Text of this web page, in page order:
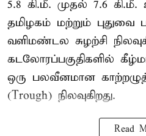
5.8 கி.மீ. முதல் 7.6
தமிழகம் மற்றும் புதுவை
வளிமண்டல சுழற்சி
கடலோரப்பகுதிகளில்
ஒரு பலவீனமான
(Trough) நிலவுகிறது.
Read